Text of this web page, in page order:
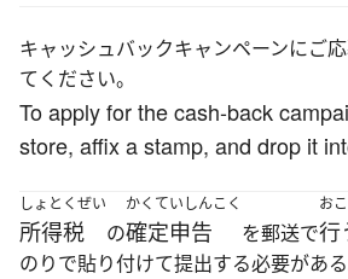
キャッシュバックキャンペーンにご
てください。
To apply for the cash-back
store, affix a stamp, and drop it
しょとくぜい
所得税 の
かくていしんこく
確定申告 を郵送で
お
行
のりで貼り付けて提出する必要がある